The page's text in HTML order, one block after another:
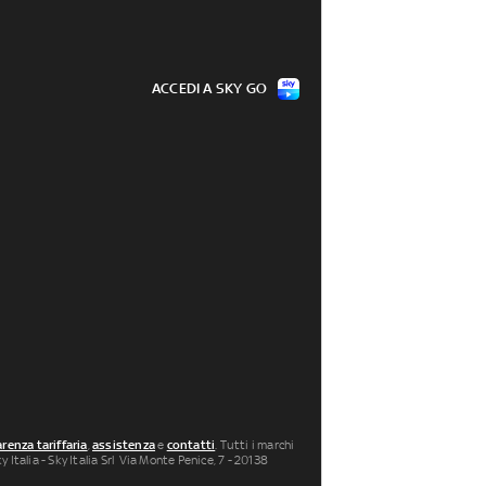
ACCEDI A SKY GO
tariffaria,assistenzae contatti. Tutti i marchi
- Sky Italia Srl Via Monte Penice, 7 - 20138